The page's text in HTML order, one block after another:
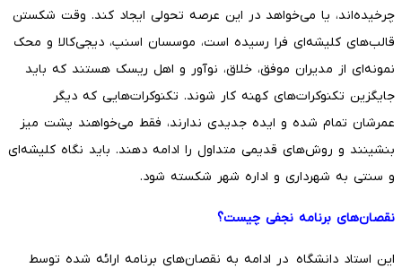
چرخیده‌اند، یا می‌خواهد در این عرصه تحولی ایجاد کند. وقت شکستن
قالب‌های کلیشه‌ای فرا رسیده است، موسسان اسنپ، دیجی‌کالا و محک
نمونه‌ای از مدیران موفق، خلاق، نوآور و اهل ریسک هستند که باید
جایگزین تکنوکرات‌های کهنه کار شوند. تکنوکرات‌هایی که دیگر
عمرشان تمام شده و ایده جدیدی ندارند، فقط می‌خواهند پشت میز
بنشینند و روش‌های قدیمی متداول را ادامه دهند. باید نگاه کلیشه‌ای
و سنتی به شهرداری و اداره شهر شکسته شود.
نقصان‌های برنامه نجفی چیست؟
این استاد دانشگاه در ادامه به نقصان‌های برنامه ارائه شده توسط